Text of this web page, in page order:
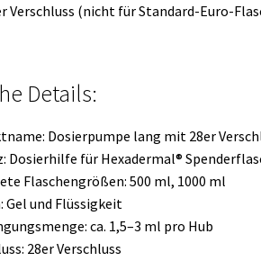
Verschluss (nicht für Standard-Euro-
Details:
Dosierpumpe lang mit 28er
Dosierhilfe für Hexadermal®
Flaschengrößen: 500 ml, 1000 ml
Gel und Flüssigkeit
ca. 1,5–3 ml pro Hub
28er Verschluss